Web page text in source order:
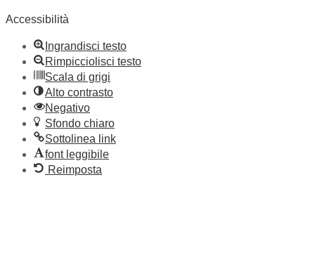
Accessibilità
Ingrandisci testo
Rimpicciolisci testo
Scala di grigi
Alto contrasto
Negativo
Sfondo chiaro
Sottolinea link
font leggibile
Reimposta